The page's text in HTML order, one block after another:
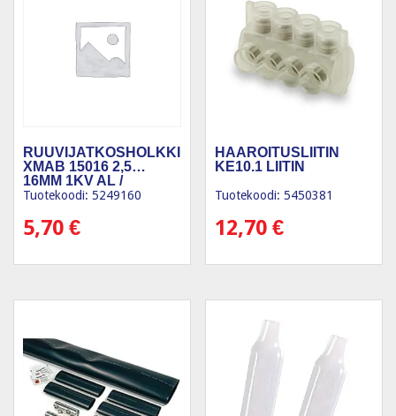
RUUVIJATKOSHOLKKI
XMAB 15016 2,5…
16MM 1KV AL /
Tuotekoodi: 5249160
5,70 €
HAAROITUSLIITIN
KE10.1 LIITIN
Tuotekoodi: 5450381
12,70€